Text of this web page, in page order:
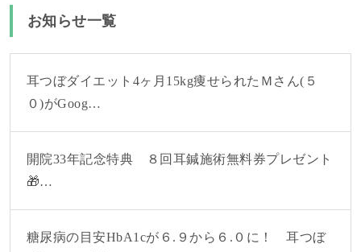
お知らせ一覧
耳つぼダイエット4ヶ月15kg痩せられたＭさん(５
０)がGoog…
開院33年記念特典 ８回耳鍼施術無料券プレゼント
🎁…
糖尿病の目安HbA1cが６.９から６.０に！ 耳つぼ